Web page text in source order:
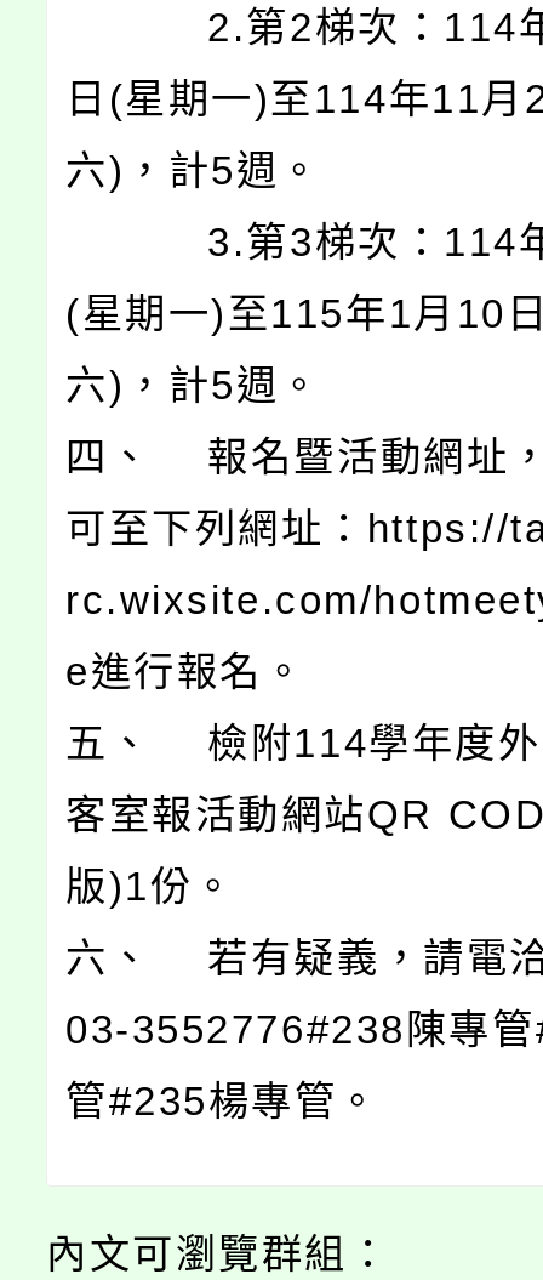
2.第2梯次：114年
日(星期一)至114年11月
六)，計5週。
3.第3梯次：114年
(星期一)至115年1月10
六)，計5週。
四、 報名暨活動網址
可至下列網址：https://
rc.wixsite.com/
e進行報名。
五、 檢附114學年度外
客室報活動網站QR
版)1份。
六、 若有疑義，請電
03-3552776#238陳專
管#235楊專管。
內文可瀏覽群組：